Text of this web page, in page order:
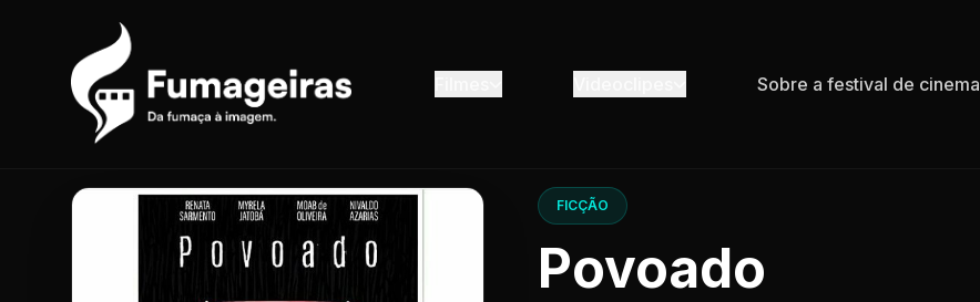
Sobre a festival de cinema
FICÇÃO
Povoado